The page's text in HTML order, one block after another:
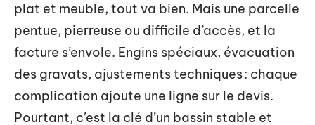
plat et meuble, tout va bien. Mais une parcelle
pentue, pierreuse ou difficile d’accès, et la
facture s’envole. Engins spéciaux, évacuation
des gravats, ajustements techniques : chaque
complication ajoute une ligne sur le devis.
Pourtant, c’est la clé d’un bassin stable et